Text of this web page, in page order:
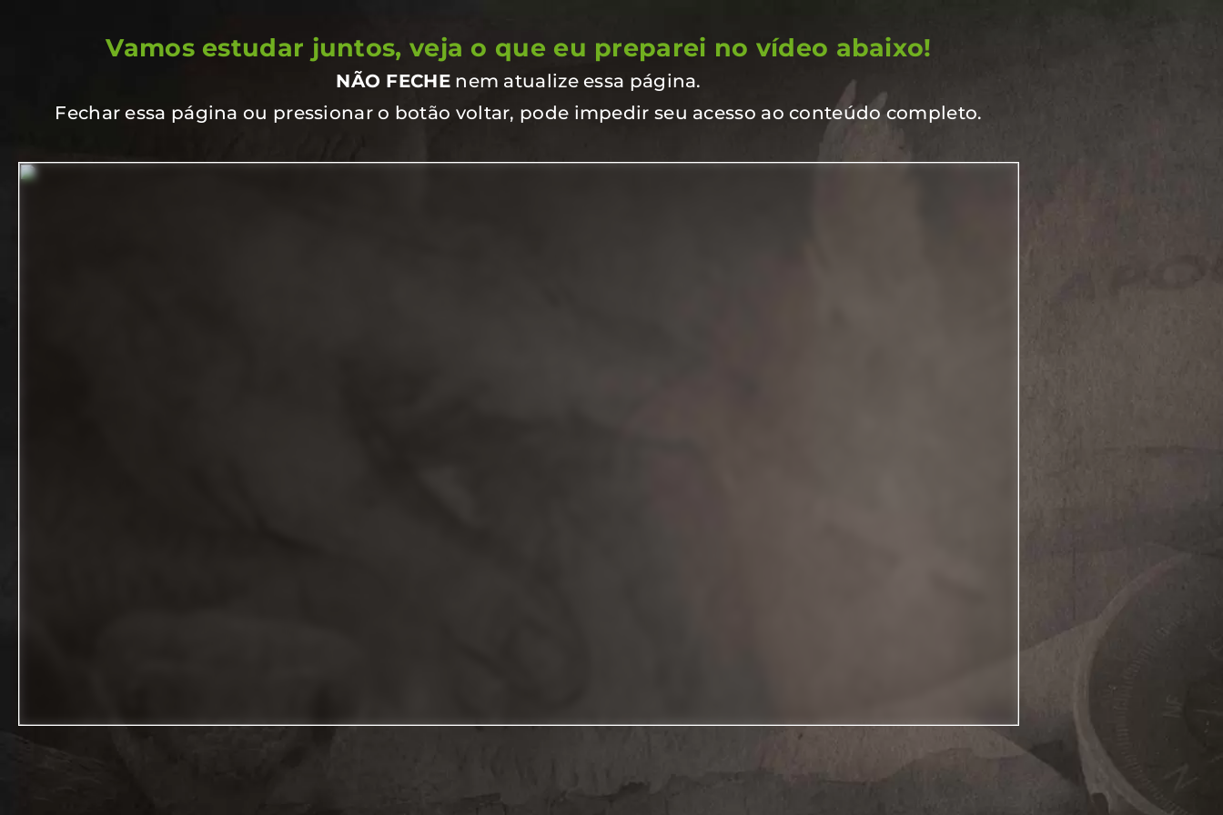
Vamos estudar juntos, veja o que eu preparei no vídeo abaixo!
NÃO FECHEnem atualize essa página.
Fechar essa página ou pressionar o botão voltar, pode impedir seu acesso ao conteúdo completo.